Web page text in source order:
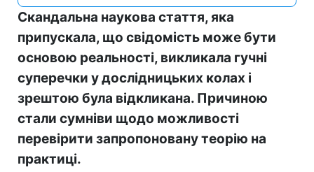
Скандальна наукова стаття, яка
припускала, що свідомість може бути
основою реальності, викликала гучні
суперечки у дослідницьких колах і
зрештою була відкликана. Причиною
стали сумніви щодо можливості
перевірити запропоновану теорію на
практиці.